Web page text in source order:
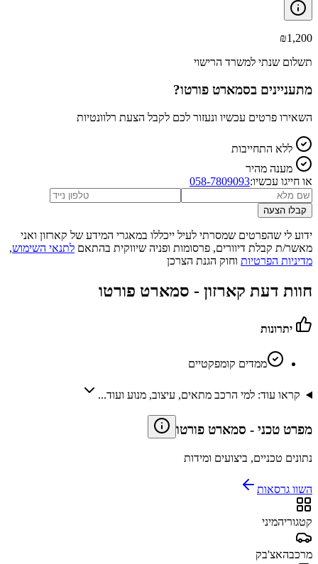
₪1,200
תשלום שנתי למשרד הרישוי
מתעניינים בסמארט פורטו?
השאירו פרטים עכשיו ונעזור לכם לקבל הצעת רלוונטיות
ללא התחייבות
מענה מהיר
או חייגו עכשיו:058-7809093
קבלו הצעה
ידוע לי שהפרטים שמסרתי לעיל ייכללו במאגרי המידע של קארזון ואני
מאשר/ת קבלת דיוורים, פרסומות ופניה שיווקית בהתאם לתנאי השימוש,
מדיניות הפרטיות וחוק הגנת הצרכן
חוות דעת קארזון - סמארט פורטו
יתרונות
ממדים קומפקטיים
קראו עוד: למי הרכב מתאים, עיצוב, מנוע ועוד...
מפרט טכני - סמארט פורטו
נתונים טכניים, ביצועים ומידות
השוו גרסאות
קטגוריהמיני
מרכבהאצ'בק